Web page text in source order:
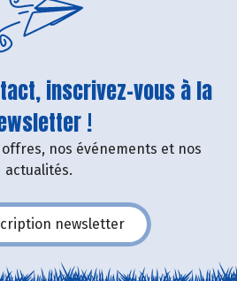
inscrivez-vous à la
!
nos événements et nos
actualités.
newsletter